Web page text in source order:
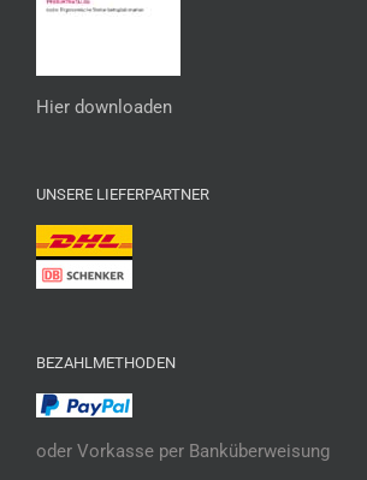
Hier downloaden
UNSERE LIEFERPARTNER
BEZAHLMETHODEN
oder Vorkasse per Banküberweisung